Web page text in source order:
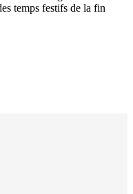
temps festifs de la fin